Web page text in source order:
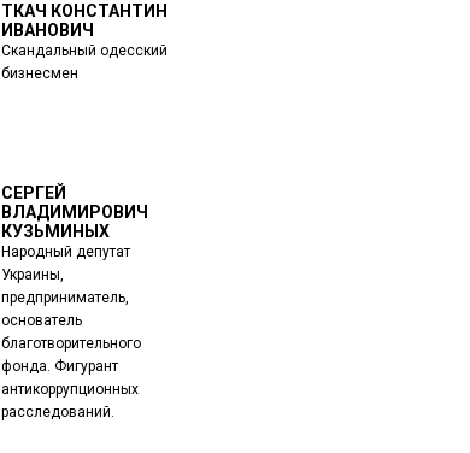
ТКАЧ КОНСТАНТИН
ИВАНОВИЧ
Скандальный одесский
бизнесмен
СЕРГЕЙ
ВЛАДИМИРОВИЧ
КУЗЬМИНЫХ
Народный депутат
Украины,
предприниматель,
основатель
благотворительного
фонда. Фигурант
антикоррупционных
расследований.